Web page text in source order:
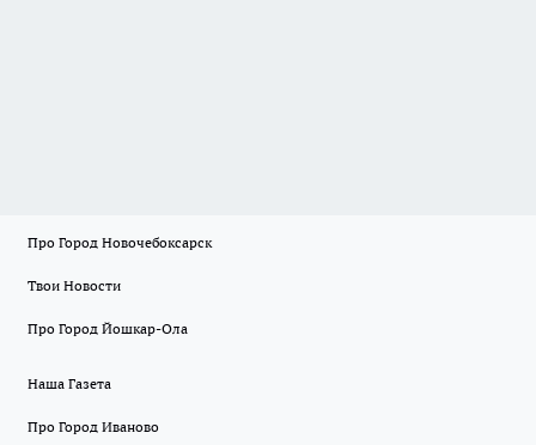
Про Город Новочебоксарск
Твои Новости
Про Город Йошкар-Ола
Наша Газета
Про Город Иваново